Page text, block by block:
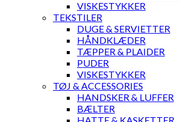
VISKESTYKKER
TEKSTILER
DUGE & SERVIETTER
HÅNDKLÆDER
TÆPPER & PLAIDER
PUDER
VISKESTYKKER
TØJ & ACCESSORIES
HANDSKER & LUFFER
BÆLTER